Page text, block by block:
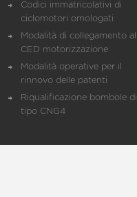
Codici immatricolativi di
ciclomotori omologati
Modalità di collegamento al
CED motorizzazione
Modalità operative per il
rinnovo delle patenti
Riqualificazione bombole di
tipo CNG4